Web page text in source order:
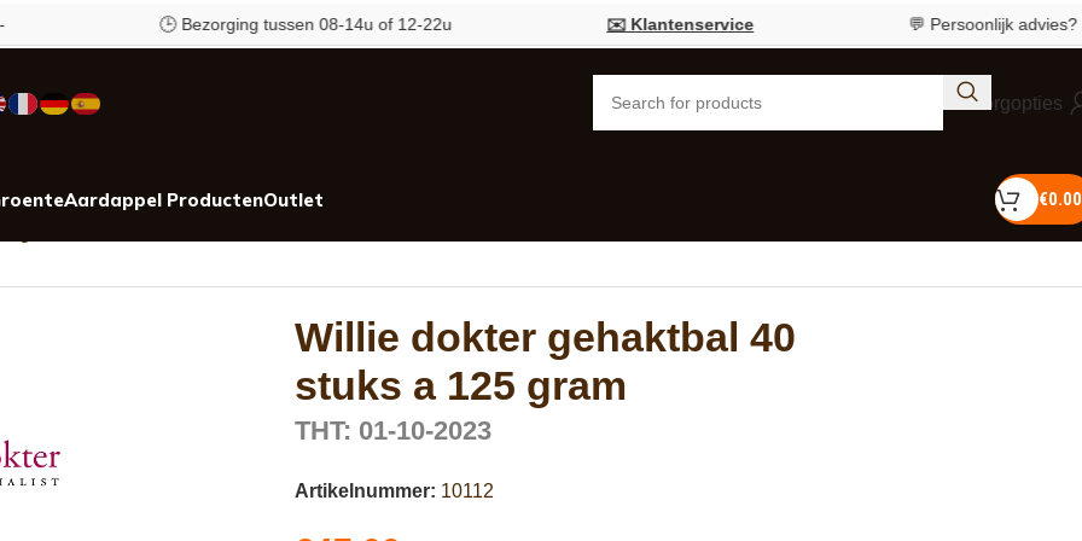
🕒 Bezorging tussen 08-14u of 12-22u ✉️ Klantenservice 💬 Persoonlijk advies?Bel
Bezorgopties
Aardappel ProductenOutlet €0.00
Willie dokter gehaktbal 40
stuks a 125 gram
THT: 01-10-2023
Artikelnummer: 10112